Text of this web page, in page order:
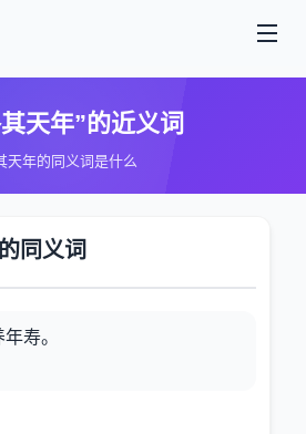
天年”的近义词
天年的同义词是什么
同义词
寿。